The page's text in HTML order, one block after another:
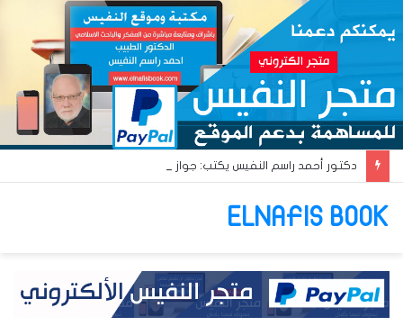
ELNAFIS BOOK